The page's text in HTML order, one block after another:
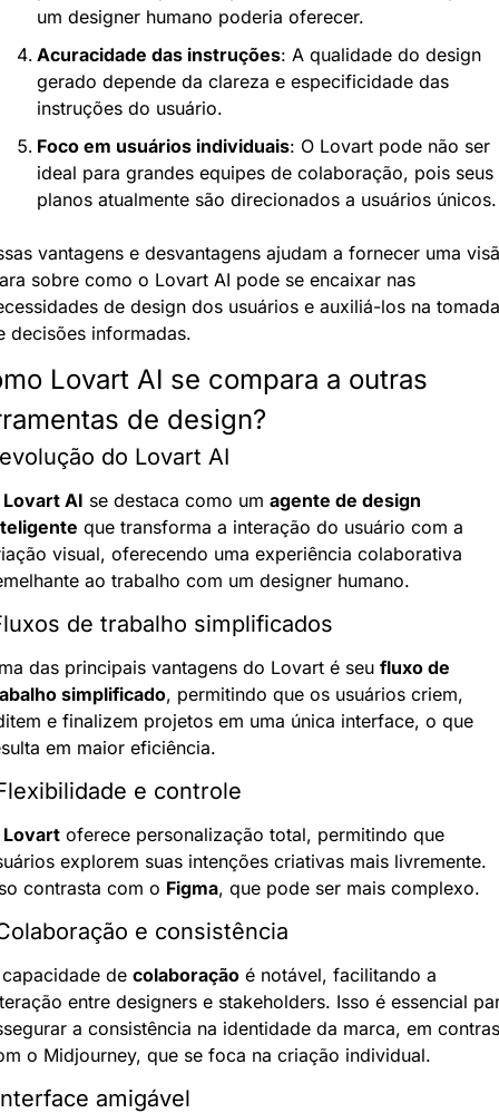
um designer humano poderia oferecer.
Acuracidade das instruções: A qualidade do design
gerado depende da clareza e especificidade das
instruções do usuário.
Foco em usuários individuais: O Lovart pode não ser
ideal para grandes equipes de colaboração, pois seus
planos atualmente são direcionados a usuários únicos.
vantagens e desvantagens ajudam a fornecer uma
sobre como o Lovart AI pode se encaixar nas
de design dos usuários e auxiliá-los na tomada
decisões informadas.
Lovart AI se compara a outras
de design?
do Lovart AI
Lovart AI se destaca como um agente de design
que transforma a interação do usuário com a
visual, oferecendo uma experiência colaborativa
ao trabalho com um designer humano.
de trabalho simplificados
das principais vantagens do Lovart é seu fluxo de
simplificado, permitindo que os usuários criem,
e finalizem projetos em uma única interface, o que
em maior eficiência.
e controle
Lovart oferece personalização total, permitindo que
explorem suas intenções criativas mais livremente.
contrasta com o Figma, que pode ser mais complexo.
e consistência
de colaboração é notável, facilitando a
entre designers e stakeholders. Isso é essencial
a consistência na identidade da marca, em
o Midjourney, que se foca na criação individual.
amigável